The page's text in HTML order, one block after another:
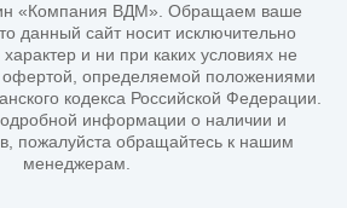
«Компания ВДМ». Обращаем ваше
данный сайт носит исключительно
и ни при каких условиях не
офертой, определяемой положениями
кодекса Российской Федерации.
информации о наличии и
пожалуйста обращайтесь к нашим
менеджерам.